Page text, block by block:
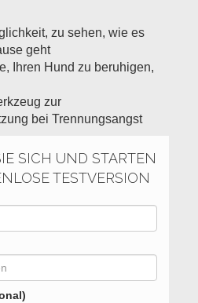
zu sehen, wie es
geht
Ihren Hund zu beruhigen,
zur
bei Trennungsangst
SICH UND STARTEN
TESTVERSION